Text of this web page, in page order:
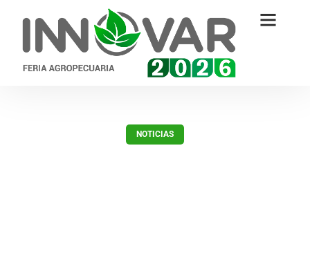
NOTICIAS